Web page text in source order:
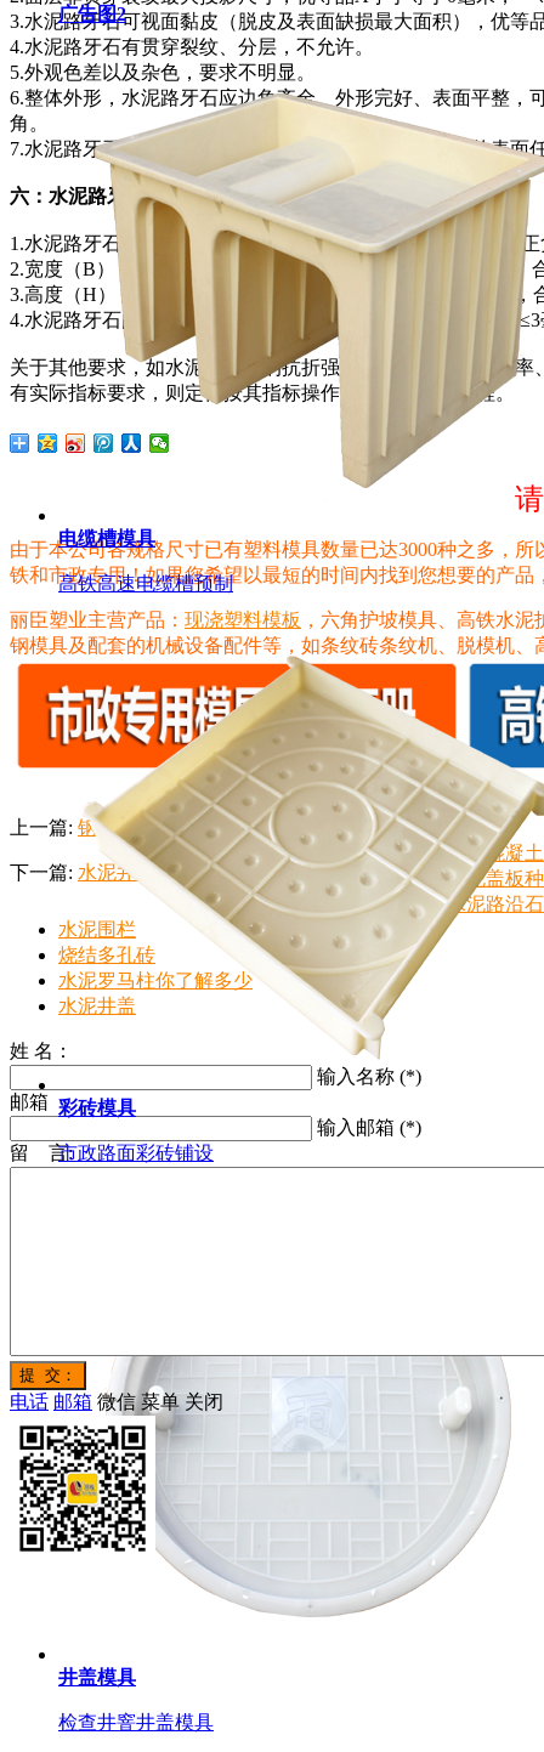
广告图2
电缆槽模具
高铁高速电缆槽预制
彩砖模具
市政路面彩砖铺设
井盖模具
检查井窨井盖模具
3.水泥路牙石可视面黏皮（脱皮及表面缺损最大面积），优等
4.水泥路牙石有贯穿裂纹、分层，不允许。
5.外观色差以及杂色，要求不明显。
6.整体外形，水泥路牙石应边角齐全、外形完好、表面平整
角。
7.水泥路牙石如经二次浇筑，路牙石面层厚度包括倒角的表面
六：水泥路牙石允许尺寸偏差
1.水泥路牙石长度（L），优等品A为正负3毫米，一等品B为
2.宽度（B），优等品A为正负3毫米，一等品B为正负4毫米，
3.高度（H），优等品A为正负3毫米，一等品B为正负4毫米，
4.水泥路牙石的平整度与垂直度，优等品A≤2毫米，一等品
关于其他要求，如水泥路牙石的抗折强度、抗压强度、吸水
有实际指标要求，则定需按其指标操作，谨防豆腐渣工程。
由于本公司各规格尺寸已有塑料模具数量已达3000种之多，
铁和市政专用！如果您希望以最短的时间内找到您想要的产品
丽臣塑业主营产品： 现浇塑料模板 ，六角护坡模具、高铁水
钢模具及配套的机械设备配件等，如条纹砖条纹机、脱模机、
上一篇: 钢筋混凝土排水管定义、规格、分类及标记
下一篇: 水泥井盖
相关推荐
钢筋混凝
水泥盖板
水泥路沿
水泥围栏
烧结多孔砖
水泥罗马柱你了解多少
水泥井盖
姓 名：
输入名称 (*)
邮箱
输入邮箱 (*)
留 言:
电话 邮箱 微信 菜单 关闭